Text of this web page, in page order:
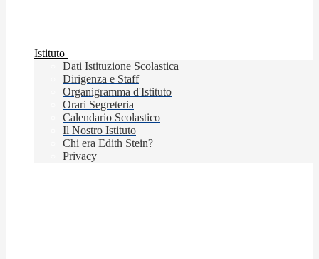
Istituto
Dati Istituzione Scolastica
Dirigenza e Staff
Organigramma d'Istituto
Orari Segreteria
Calendario Scolastico
Il Nostro Istituto
Chi era Edith Stein?
Privacy